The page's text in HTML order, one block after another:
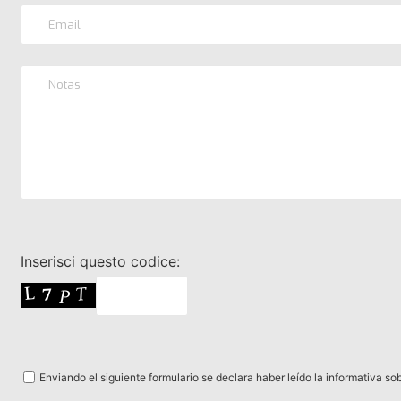
Inserisci questo codice:
Enviando el siguiente formulario se declara haber leído la informativa